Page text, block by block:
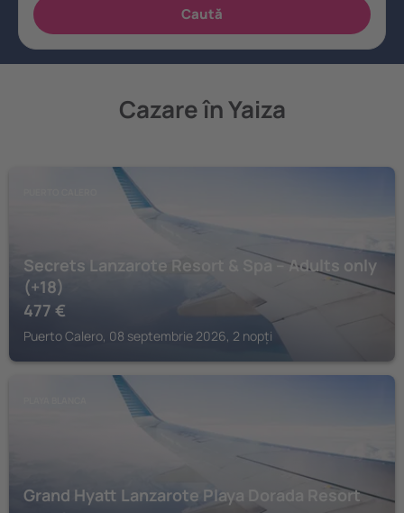
Cazare în Yaiza
Secrets Lanzarote Resort & Spa – Adults only
(+18)
477 €
Puerto Calero, 08 septembrie 2026, 2 nopți
Grand Hyatt Lanzarote Playa Dorada Resort